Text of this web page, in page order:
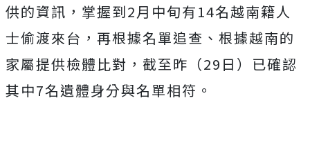
供的資訊，掌握到2月中旬有14名越南籍人
士偷渡來台，再根據名單追查、根據越南的
家屬提供檢體比對，截至昨（29日）已確認
其中7名遺體身分與名單相符。